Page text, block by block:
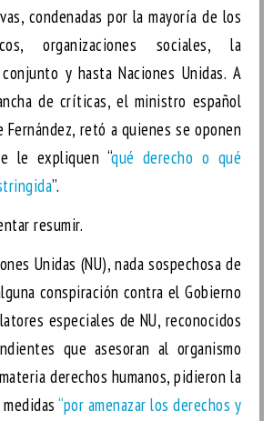
condenadas por la mayoría de los
organizaciones sociales, la
y hasta Naciones Unidas. A
de críticas, el ministro español
Fernández, retó a quienes se oponen
le expliquen “qué derecho o qué
”.
resumir.
Unidas (NU), nada sospechosa de
conspiración contra el Gobierno
especiales de NU, reconocidos
que asesoran al organismo
derechos humanos, pidieron la
“por amenazar los derechos y